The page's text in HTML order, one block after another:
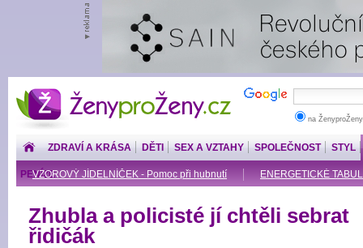
ŽenyproŽeny.cz
na
ZDRAVÍ A KRÁSA DĚTI SEX A VZTAHY SPOLEČNOST STYL
VZOROVÝ JÍDELNÍČEK - Pomoc při hubnutí ENERGETICKÉ
PENÍZE
Zhubla a policisté jí chtěli sebrat
řidičák